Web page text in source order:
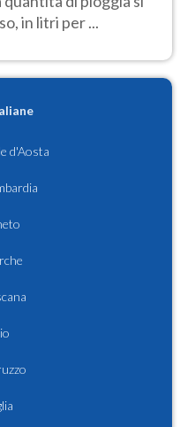
in litri per ...
d'Aosta